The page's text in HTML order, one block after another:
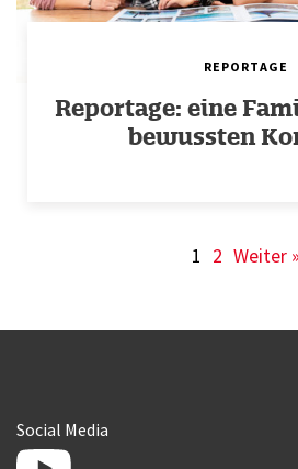
REPORTAGE
Reportage: eine
bewussten
1 2 Weiter »
Social Media